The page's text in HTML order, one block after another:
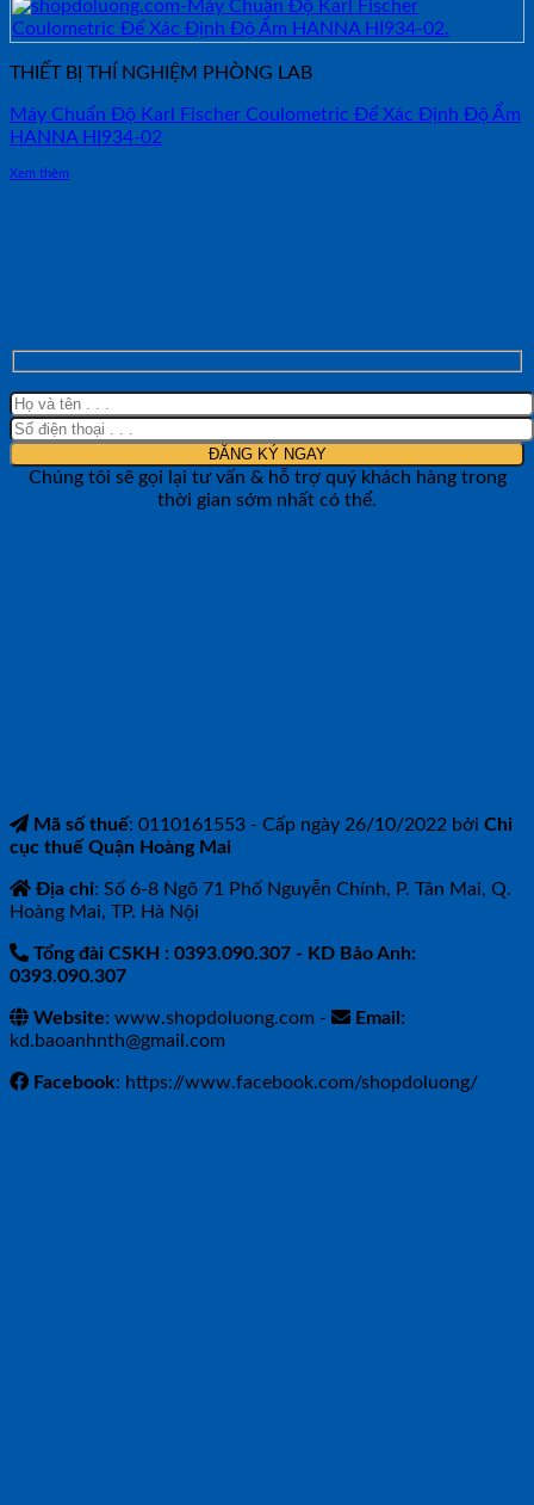
THIẾT BỊ THÍ NGHIỆM PHÒNG LAB
Máy Chuẩn Độ Karl Fischer Coulometric Để Xác Định Độ Ẩm
HANNA HI934-02
Xem thêm
Chúng tôi sẽ gọi lại tư vấn & hỗ trợ quý khách hàng trong
thời gian sớm nhất có thể.
Mã số thuế: 0110161553 - Cấp ngày 26/10/2022 bởi Chi
cục thuế Quận Hoàng Mai
Địa chỉ: Số 6-8 Ngõ 71 Phố Nguyễn Chính, P. Tân Mai, Q.
Hoàng Mai, TP. Hà Nội
Tổng đài CSKH : 0393.090.307 - KD Bảo Anh:
0393.090.307
Website: www.shopdoluong.com -
Email:
kd.baoanhnth@gmail.com
Facebook: https://www.facebook.com/shopdoluong/